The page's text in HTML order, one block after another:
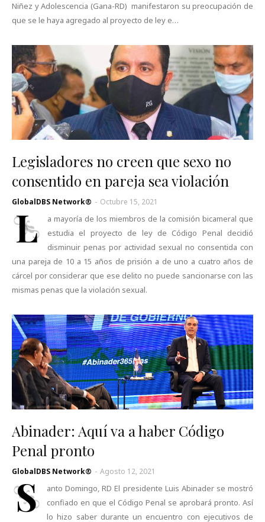
Niñez y Adolescencia (Gana-RD) manifestaron su preocupación de
que se le haya agregado al proyecto de ley e…
Legisladores no creen que sexo no
consentido en pareja sea violación
GlobalDBS Network® - Octubre 15, 2021
L
a mayoría de los miembros de la comisión bicameral que
estudia el proyecto de ley de Código Penal decidió
disminuir penas por actividad sexual no consentida con
una pareja de 10 a 15 años de prisión a de uno a cuatro años de
cárcel por considerar que ese delito no puede sancionarse con las
mismas penas que la violación sexual.
Abinader: Aquí va a haber Código
Penal pronto
GlobalDBS Network® - Agosto 12, 2021
S
anto Domingo, RD El presidente Luis Abinader se mostró
confiado en que el Código Penal se aprobará pronto. Así
lo hizo saber durante un encuentro con ejecutivos de